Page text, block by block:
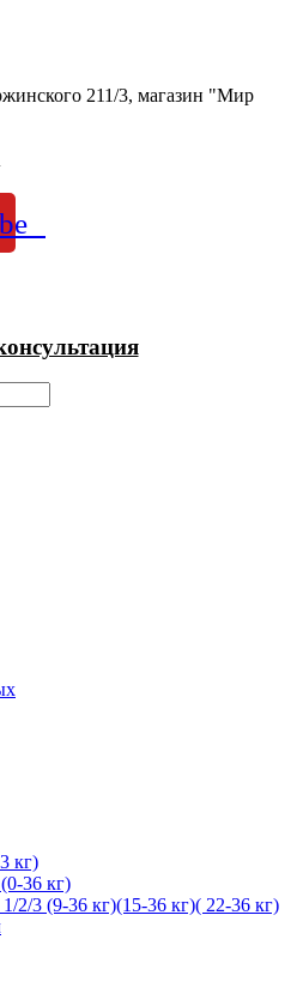
211/3, магазин "Мир
кг)
36 кг)
2/3 (9-36 кг)(15-36 кг)( 22-36 кг)